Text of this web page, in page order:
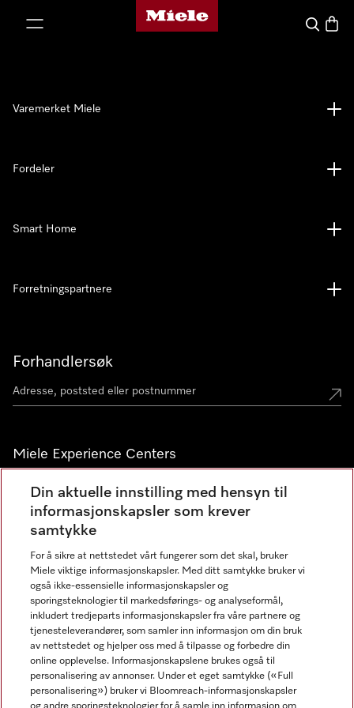
Mieles hjemmeside
Søk
Forhandlersøk
Miele Experience Centers
Miele Experience Center Nesbru
Miele Outlet Nesbru
Nyhetsbrev
Varemerket Miele
Fordeler
Smart Home
Forretningspartnere
Din aktuelle innstilling med hensyn til
informasjonskapsler som krever
samtykke
For å sikre at nettstedet vårt fungerer som det skal, bruker
Miele viktige informasjonskapsler. Med ditt samtykke bruker vi
også ikke-essensielle informasjonskapsler og
sporingsteknologier til markedsførings- og analyseformål,
inkludert tredjeparts informasjonskapsler fra våre partnere og
tjenesteleverandører, som samler inn informasjon om din bruk
av nettstedet og hjelper oss med å tilpasse og forbedre din
online opplevelse. Informasjonskapslene brukes også til
personalisering av annonser. Under et eget samtykke («Full
personalisering») bruker vi Bloomreach-informasjonskapsler